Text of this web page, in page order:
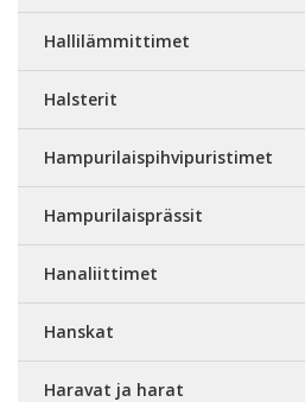
Hallilämmittimet
Halsterit
Hampurilaispihvipuristimet
Hampurilaisprässit
Hanaliittimet
Hanskat
Haravat ja harat